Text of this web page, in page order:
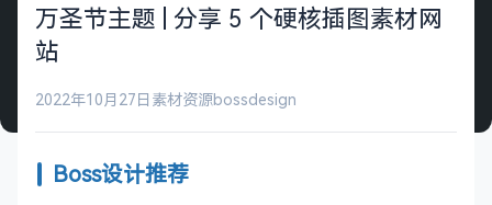
万圣节主题 | 分享 5 个硬核插图素材网
站
2022年10月27日 素材资源bossdesign
Boss设计推荐